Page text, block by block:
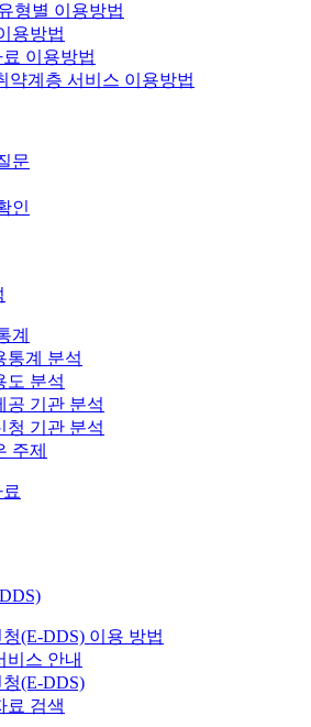
형별 이용방법
용방법
이용방법
약계층 서비스 이용방법
문
인
계
통계 분석
도 분석
공 기관 분석
청 기관 분석
주제
(E-DDS) 이용 방법
비스 안내
(E-DDS)
료 검색